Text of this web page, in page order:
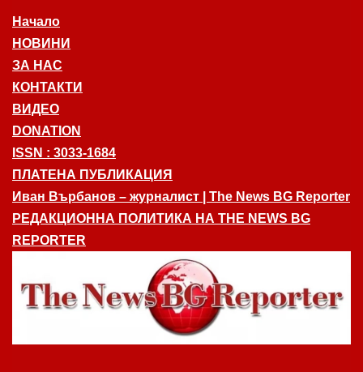
Начало
НОВИНИ
ЗА НАС
КОНТАКТИ
ВИДЕО
DONATION
ISSN : 3033-1684
ПЛАТЕНА ПУБЛИКАЦИЯ
Иван Върбанов – журналист | The News BG Reporter
РЕДАКЦИОННА ПОЛИТИКА НА THE NEWS BG
REPORTER